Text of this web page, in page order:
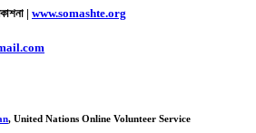
| www.somashte.org
, United Nations Online Volunteer Service